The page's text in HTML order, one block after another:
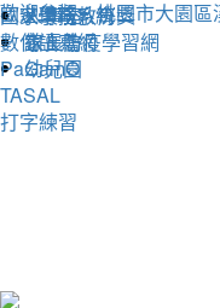
人事室
家長會
幼兒園
X學務系統
線上防疫學習網
國家環境教育獎
數位讀寫網
PaGamO
TASAL
打字練習
歡迎參觀：桃園市大園區